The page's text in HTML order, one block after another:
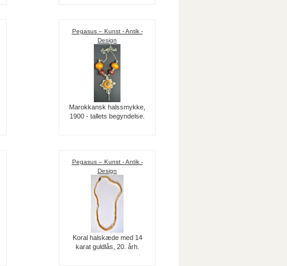
Pegasus – Kunst - Antik -
Design
Marokkansk halssmykke,
1900 - tallets begyndelse.
Pegasus – Kunst - Antik -
Design
Koral halskæde med 14
karat guldlås, 20. årh.